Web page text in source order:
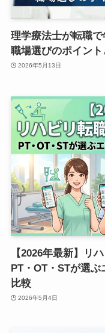
理学療法士が転職で
職場選びのポイン
2026年5月13日
【2026年最新】リ
PT・OT・STが選
比較
2026年5月4日